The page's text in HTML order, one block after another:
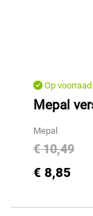
Op voorraad
Mepal
Mepal
€ 10,49
€ 8,85